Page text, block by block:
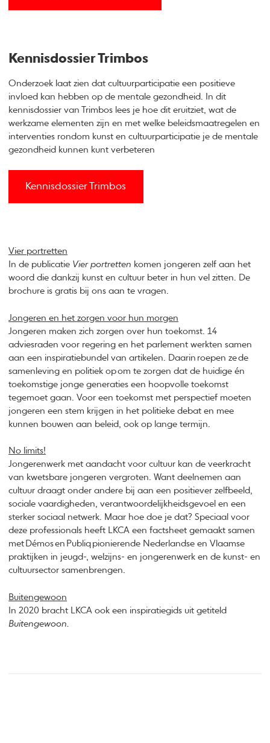
Kennisdossier Trimbos
Onderzoek laat zien dat cultuurparticipatie een positieve
invloed kan hebben op de mentale gezondheid. In dit
kennisdossier van Trimbos lees je hoe dit eruitziet, wat de
werkzame elementen zijn en met welke beleidsmaatregelen en
interventies rondom kunst en cultuurparticipatie je de mentale
gezondheid kunnen kunt verbeteren
Kennisdossier Trimbos
Vier portretten
In de publicatie Vier portretten komen jongeren zelf aan het
woord die dankzij kunst en cultuur beter in hun vel zitten. De
brochure is gratis bij ons aan te vragen.
Jongeren en het zorgen voor hun morgen
Jongeren maken zich zorgen over hun toekomst. 14
adviesraden voor regering en het parlement werkten samen
aan een inspiratiebundel van artikelen. Daarin roepen ze de
samenleving en politiek op om te zorgen dat de huidige én
toekomstige jonge generaties een hoopvolle toekomst
tegemoet gaan. Voor een toekomst met perspectief moeten
jongeren een stem krijgen in het politieke debat en mee
kunnen bouwen aan beleid, ook op lange termijn.
No limits!
Jongerenwerk met aandacht voor cultuur kan de veerkracht
van kwetsbare jongeren vergroten. Want deelnemen aan
cultuur draagt onder andere bij aan een positiever zelfbeeld,
sociale vaardigheden, verantwoordelijkheidsgevoel en een
sterker sociaal netwerk. Maar hoe doe je dat? Speciaal voor
deze professionals heeft LKCA een factsheet gemaakt samen
met Démos en Publiq pionierende Nederlandse en Vlaamse
praktijken in jeugd-, welzijns- en jongerenwerk en de kunst- en
cultuursector samenbrengen.
Buitengewoon
In 2020 bracht LKCA ook een inspiratiegids uit getiteld
Buitengewoon.